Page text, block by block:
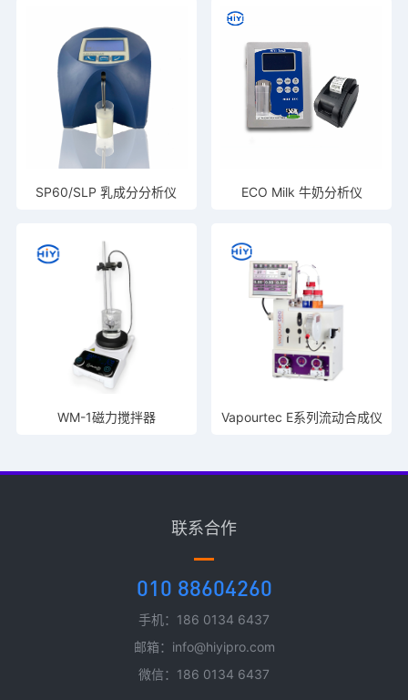
SP60/SLP 乳成分分析仪 ECO Milk 牛奶分析仪
WM-1磁力搅拌器 Vapourtec E系列流动合成仪
联系合作
010 88604260
手机：186 0134 6437
邮箱：info@hiyipro.com
微信：186 0134 6437